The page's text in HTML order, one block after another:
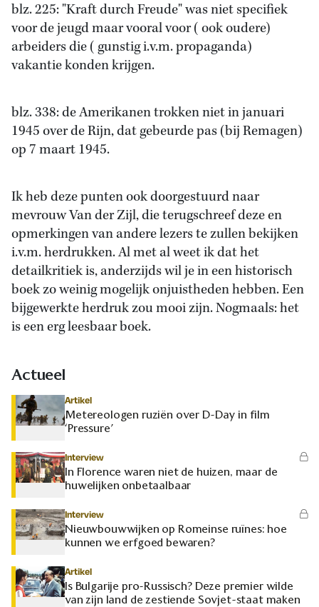
blz. 225: "Kraft durch Freude" was niet specifiek
voor de jeugd maar vooral voor ( ook oudere)
arbeiders die ( gunstig i.v.m. propaganda)
vakantie konden krijgen.
blz. 338: de Amerikanen trokken niet in januari
1945 over de Rijn, dat gebeurde pas (bij Remagen)
op 7 maart 1945.
Ik heb deze punten ook doorgestuurd naar
mevrouw Van der Zijl, die terugschreef deze en
opmerkingen van andere lezers te zullen bekijken
i.v.m. herdrukken. Al met al weet ik dat het
detailkritiek is, anderzijds wil je in een historisch
boek zo weinig mogelijk onjuistheden hebben. Een
bijgewerkte herdruk zou mooi zijn. Nogmaals: het
is een erg leesbaar boek.
Actueel
Artikel
Metereologen ruziën over D-Day in film
‘Pressure’
Interview
In Florence waren niet de huizen, maar de
huwelijken onbetaalbaar
Interview
Nieuwbouwwijken op Romeinse ruïnes: hoe
kunnen we erfgoed bewaren?
Artikel
Is Bulgarije pro-Russisch? Deze premier wilde
van zijn land de zestiende Sovjet-staat maken